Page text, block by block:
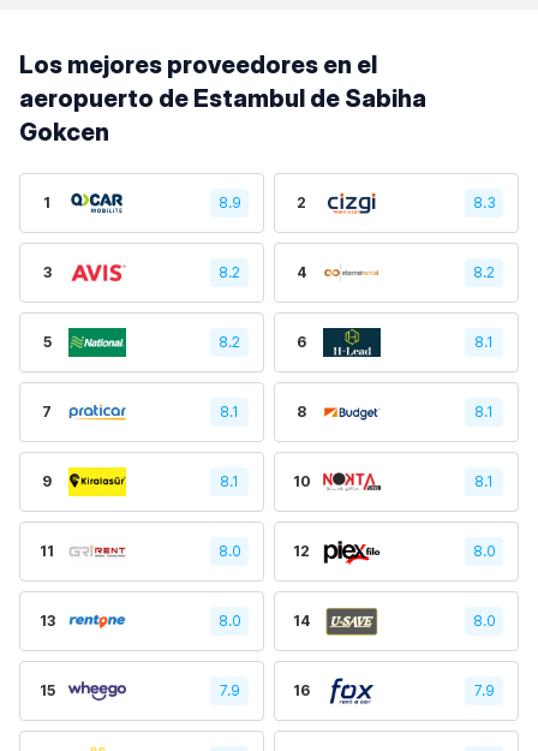
Los mejores proveedores en el
aeropuerto de Estambul de Sabiha
Gokcen
1 8.9 2 8.3
3 8.2 4 8.2
5 8.2 6 8.1
7 8.1 8 8.1
9 8.1 10 8.1
11 8.0 12 8.0
13 8.0 14 8.0
15 7.9 16 7.9